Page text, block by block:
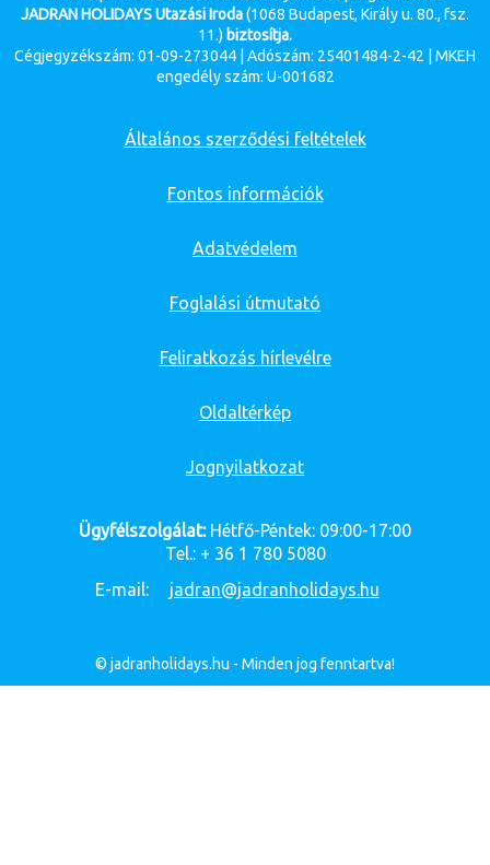
JADRAN HOLIDAYS Utazási Iroda(1068 Budapest, Király u. 80., fsz.
11.) biztosítja.
Cégjegyzékszám: 01-09-273044 | Adószám: 25401484-2-42 | MKEH
engedély szám: U-001682
Általános szerződési feltételek
Fontos információk
Adatvédelem
Foglalási útmutató
Feliratkozás hírlevélre
Oldaltérkép
Jognyilatkozat
Ügyfélszolgálat:Hétfő-Péntek: 09:00-17:00
Tel.: + 36 1 780 5080
E-mail:
jadran@jadranholidays.hu
© jadranholidays.hu - Minden jog fenntartva!